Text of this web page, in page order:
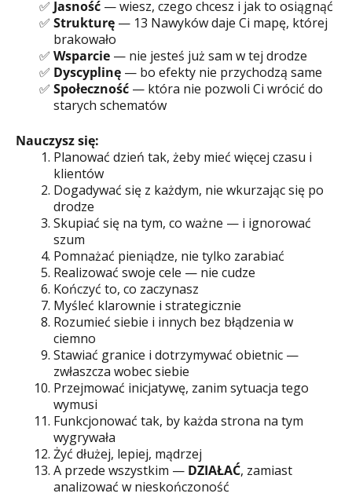
Jasność — wiesz, czego chcesz i jak to osiągnąć
Strukturę — 13 Nawyków daje Ci mapę, której
brakowało
Wsparcie — nie jesteś już sam w tej drodze
Dyscyplinę — bo efekty nie przychodzą same
Społeczność — która nie pozwoli Ci wrócić do
starych schematów
Nauczysz się:
Planować dzień tak, żeby mieć więcej czasu i
klientów
Dogadywać się z każdym, nie wkurzając się po
drodze
Skupiać się na tym, co ważne — i ignorować
szum
Pomnażać pieniądze, nie tylko zarabiać
Realizować swoje cele — nie cudze
Kończyć to, co zaczynasz
Myśleć klarownie i strategicznie
Rozumieć siebie i innych bez błądzenia w
ciemno
Stawiać granice i dotrzymywać obietnic —
zwłaszcza wobec siebie
Przejmować inicjatywę, zanim sytuacja tego
wymusi
Funkcjonować tak, by każda strona na tym
wygrywała
Żyć dłużej, lepiej, mądrzej
A przede wszystkim — DZIAŁAĆ, zamiast
analizować w nieskończoność